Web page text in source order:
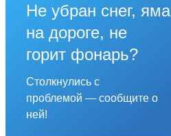
Не убран снег, яма
на дороге, не
горит фонарь?
Столкнулись с
проблемой — сообщите о
ней!